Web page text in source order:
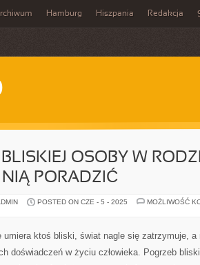
Hamburg Hiszpania Redakcja
OSOBY W
PORADZIĆ
POSTED ON CZE - 5 - 2025
MOŻLIWOŚĆ
umiera ktoś bliski, świat nagle się zatrzymuje,
doświadczeń w życiu człowieka. Pogrzeb